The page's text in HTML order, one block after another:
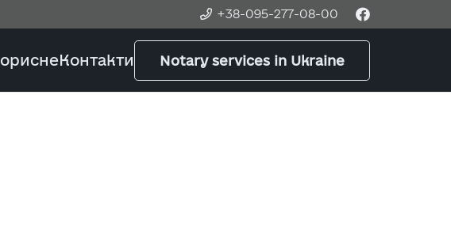
+38-095-277-08-00
Контакти Notary services in Ukraine